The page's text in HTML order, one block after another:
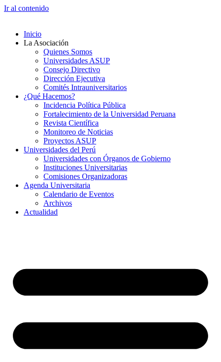
Ir al contenido
Inicio
La Asociación
Quienes Somos
Universidades ASUP
Consejo Directivo
Dirección Ejecutiva
Comités Intrauniversitarios
¿Qué Hacemos?
Incidencia Política Pública
Fortalecimiento de la Universidad Peruana
Revista Científica
Monitoreo de Noticias
Proyectos ASUP
Universidades del Perú
Universidades con Órganos de Gobierno
Instituciones Universitarias
Comisiones Organizadoras
Agenda Universitaria
Calendario de Eventos
Archivos
Actualidad